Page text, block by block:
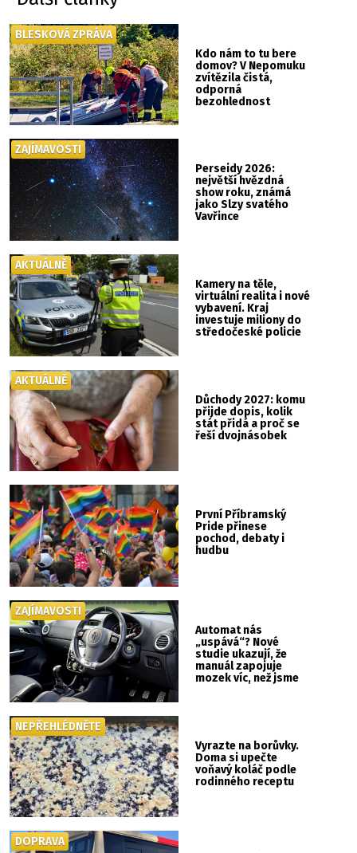
Kdo nám to tu bere
domov? V Nepomuku
zvítězila čistá,
odporná
bezohlednost
BLESKOVÁ ZPRÁVA
Perseidy 2026:
největší hvězdná
show roku, známá
jako Slzy svatého
Vavřince
ZAJÍMAVOSTI
Kamery na těle,
virtuální realita i nové
vybavení. Kraj
investuje miliony do
středočeské policie
AKTUÁLNĚ
Důchody 2027: komu
přijde dopis, kolik
stát přidá a proč se
řeší dvojnásobek
AKTUÁLNĚ
První Příbramský
Pride přinese
pochod, debaty i
hudbu
Automat nás
„uspává“? Nové
studie ukazují, že
manuál zapojuje
mozek víc, než jsme
ZAJÍMAVOSTI
Vyrazte na borůvky.
Doma si upečte
voňavý koláč podle
rodinného receptu
NEPŘEHLÉDNĚTE
DOPRAVA